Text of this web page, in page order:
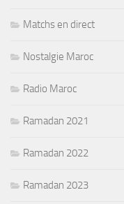
Matchs en direct
Nostalgie Maroc
Radio Maroc
Ramadan 2021
Ramadan 2022
Ramadan 2023